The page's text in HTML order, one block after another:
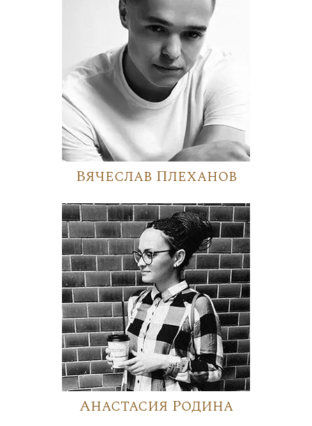
Вячеслав Плеханов
Анастасия Родина